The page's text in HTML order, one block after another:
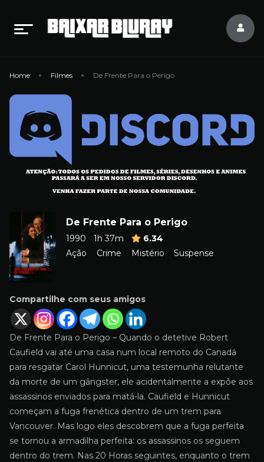
Home Filmes De Frente Para o Perigo
De Frente Para o Perigo
1990 1h 37m
6.34
Ação
Crime Mistério Suspense
Compartilhe com seus amigos
De Frente Para o Perigo – Quando o detetive Robert
Caufield vai até uma casa num local remoto do Canadá
para resgatar Carol Hunnicut, uma testemunha relutante
da morte de um gângster, ele acidentalmente a expõe aos
assassinos enviados para matá-la. Caufield e Hunnicut
começam a fuga frenética dentro de um trem para
Vancouver. Mas logo eles descobrem que a fuga perfeita
se tornou a armadilha perfeita: os assassinos os seguem
dentro do trem. Nas 20 Horas seguintes, enquanto o trem